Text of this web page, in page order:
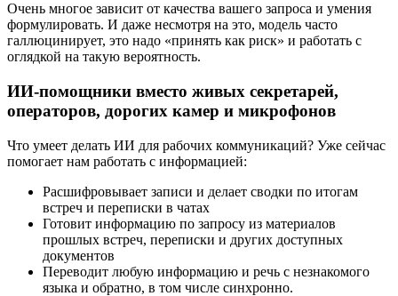
Очень многое зависит от качества вашего запроса и умения
формулировать. И даже несмотря на это, модель часто
галлюцинирует, это надо «принять как риск» и работать с
оглядкой на такую вероятность.
ИИ-помощники вместо живых секретарей,
операторов, дорогих камер и микрофонов
Что умеет делать ИИ для рабочих коммуникаций? Уже сейчас
помогает нам работать с информацией:
Расшифровывает записи и делает сводки по итогам
встреч и переписки в чатах
Готовит информацию по запросу из материалов
прошлых встреч, переписки и других доступных
документов
Переводит любую информацию и речь с незнакомого
языка и обратно, в том числе синхронно.